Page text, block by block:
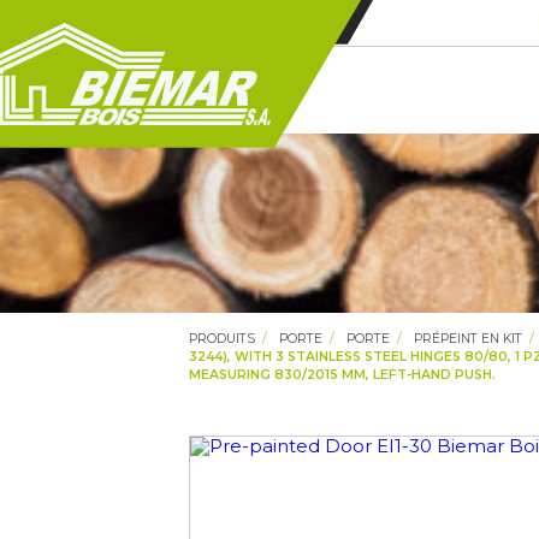
PRODUITS PORTE PORTE PRÉPEINT EN KIT
3244), WITH 3 STAINLESS STEEL HINGES 80/80, 1
MEASURING 830/2015 MM, LEFT-HAND PUSH.